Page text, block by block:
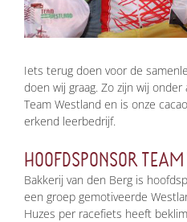
Iets terug doen voor de
doen wij graag. Zo zijn wij
Team Westland en is onze
erkend leerbedrijf.
HOOFDSPONSOR
Bakkerij van den Berg is
een groep gemotiveerde
Huzes per racefiets heeft